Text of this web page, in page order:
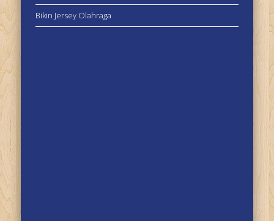
Bikin Jersey Olahraga